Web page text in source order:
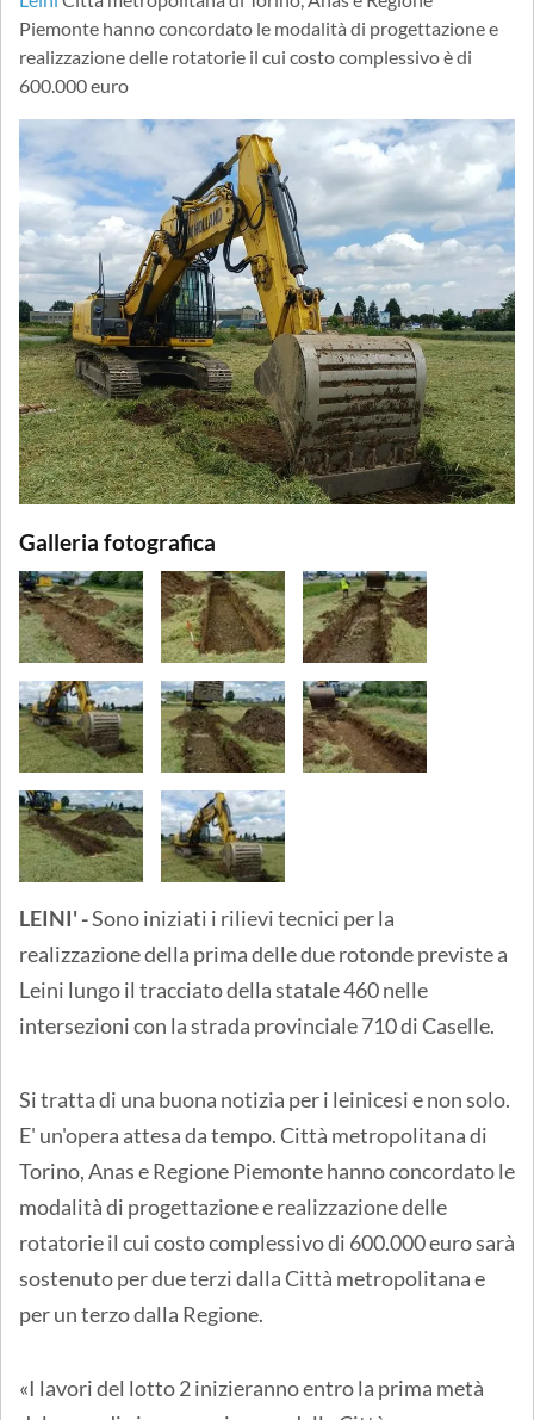
Piemonte hanno concordato le modalità di progettazione e
realizzazione delle rotatorie il cui costo complessivo è di
600.000 euro
Galleria fotografica
LEINI' -Sono iniziati i rilievi tecnici per la
realizzazione della prima delle due rotonde previste a
Leini lungo il tracciato della statale 460 nelle
intersezioni con la strada provinciale 710 di Caselle.
Si tratta di una buona notizia per i leinicesi e non solo.
E' un'opera attesa da tempo. Città metropolitana di
Torino, Anas e Regione Piemonte hanno concordato le
modalità di progettazione e realizzazione delle
rotatorie il cui costo complessivo di 600.000 euro sarà
sostenuto per due terzi dalla Città metropolitana e
per un terzo dalla Regione.
«I lavori del lotto 2 inizieranno entro la prima metà